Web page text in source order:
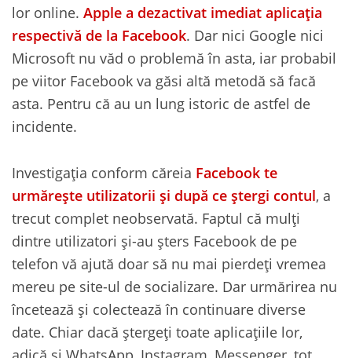
lor online. Apple a dezactivat imediat aplicația
respectivă de la Facebook. Dar nici Google nici
Microsoft nu văd o problemă în asta, iar probabil
pe viitor Facebook va găsi altă metodă să facă
asta. Pentru că au un lung istoric de astfel de
incidente.
Investigația conform căreia Facebook te
urmărește utilizatorii și după ce ștergi contul, a
trecut complet neobservată. Faptul că mulți
dintre utilizatori și-au șters Facebook de pe
telefon vă ajută doar să nu mai pierdeți vremea
mereu pe site-ul de socializare. Dar urmărirea nu
încetează și colectează în continuare diverse
date. Chiar dacă ștergeți toate aplicațiile lor,